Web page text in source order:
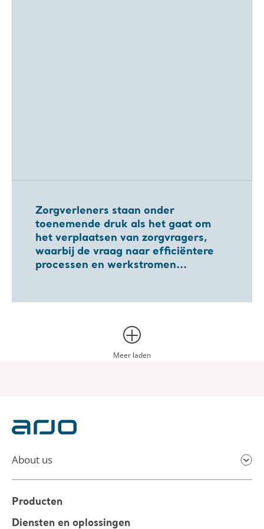
Zorgverleners staan onder
toenemende druk als het gaat om
het verplaatsen van zorgvragers,
waarbij de vraag naar efficiëntere
processen en werkstromen...
Meer laden
About us
Producten
Diensten en oplossingen